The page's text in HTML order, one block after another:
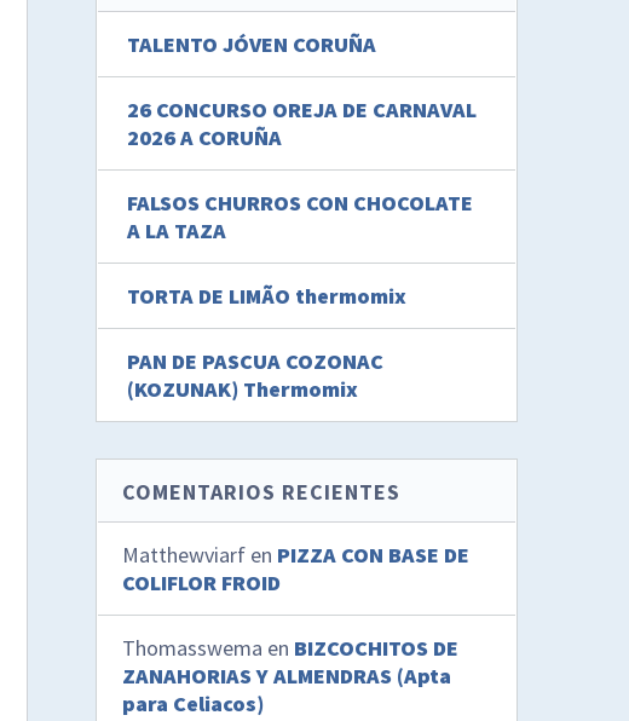
TALENTO JÓVEN CORUÑA
26 CONCURSO OREJA DE CARNAVAL
2026 A CORUÑA
FALSOS CHURROS CON CHOCOLATE
A LA TAZA
TORTA DE LIMÃO thermomix
PAN DE PASCUA COZONAC
(KOZUNAK) Thermomix
COMENTARIOS RECIENTES
Matthewviarf en PIZZA CON BASE DE
COLIFLOR FROID
Thomasswema en BIZCOCHITOS DE
ZANAHORIAS Y ALMENDRAS (Apta
para Celiacos)